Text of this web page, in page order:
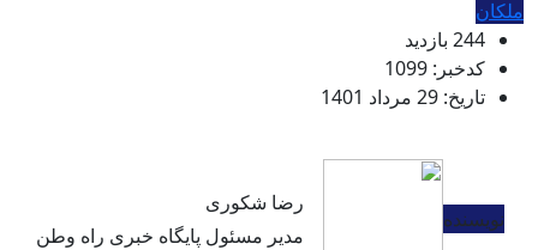
ملکان
244 بازدید
کدخبر: 1099
تاریخ: 29 مرداد 1401
نویسنده
رضا شکوری
مدیر مسئول پایگاه خبری راه وطن